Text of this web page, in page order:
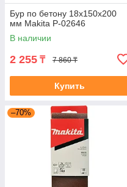
Бур по бетону 18x150x200
мм Makita P-02646
В наличии
2 255 ₸ 7 860 ₸
Купить
–70%